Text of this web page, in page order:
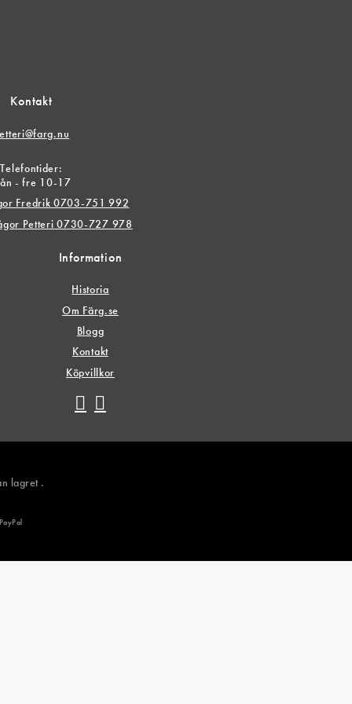
Kontakt
Telefontider:
- fre 10-17
Fredrik 0703-751 992
Petteri 0730-727 978
Information
Historia
Om Färg.se
Blogg
Kontakt
Köpvillkor
lagret .